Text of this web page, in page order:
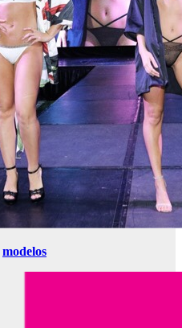
modelos